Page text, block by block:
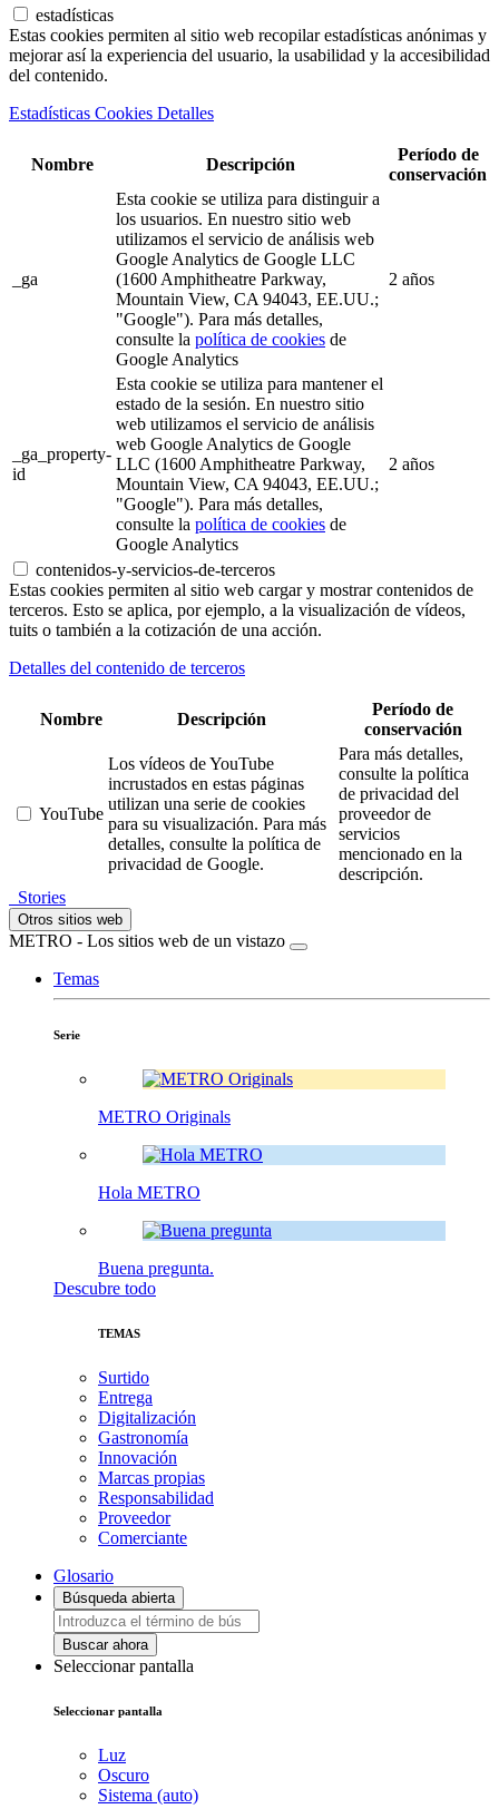
estadísticas
Estas cookies permiten al sitio web recopilar estadísticas anónimas y
mejorar así la experiencia del usuario, la usabilidad y la accesibilidad
del contenido.
Estadísticas Cookies Detalles
Nombre Descripción
Período de
conservación
_ga
Esta cookie se utiliza para distinguir a
los usuarios. En nuestro sitio web
utilizamos el servicio de análisis web
Google Analytics de Google LLC
(1600 Amphitheatre Parkway,
Mountain View, CA 94043, EE.UU.;
"Google"). Para más detalles,
consulte la política de cookies de
Google Analytics
2 años
_ga_property-
id
Esta cookie se utiliza para mantener el
estado de la sesión. En nuestro sitio
web utilizamos el servicio de análisis
web Google Analytics de Google
LLC (1600 Amphitheatre Parkway,
Mountain View, CA 94043, EE.UU.;
"Google"). Para más detalles,
consulte la política de cookies de
Google Analytics
2 años
contenidos-y-servicios-de-terceros
Estas cookies permiten al sitio web cargar y mostrar contenidos de
terceros. Esto se aplica, por ejemplo, a la visualización de vídeos,
tuits o también a la cotización de una acción.
Detalles del contenido de terceros
Nombre Descripción
Período de
conservación
YouTube
Los vídeos de YouTube
incrustados en estas páginas
utilizan una serie de cookies
para su visualización. Para más
detalles, consulte la política de
privacidad de Google.
Para más detalles,
consulte la política
de privacidad del
proveedor de
servicios
mencionado en la
descripción.
Stories
Otros sitios web
METRO - Los sitios web de un vistazo
Temas
Serie
METRO Originals
Hola METRO
Buena pregunta.
Descubre todo
TEMAS
Surtido
Entrega
Digitalización
Gastronomía
Innovación
Marcas propias
Responsabilidad
Proveedor
Comerciante
Glosario
Búsqueda abierta
Buscar ahora
Seleccionar pantalla
Seleccionar pantalla
Luz
Oscuro
Sistema (auto)